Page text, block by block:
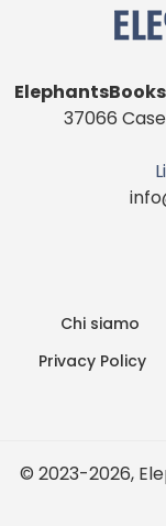
ElephantsBooks
37066
Chi siamo
Privacy Policy
© 2023-2026,